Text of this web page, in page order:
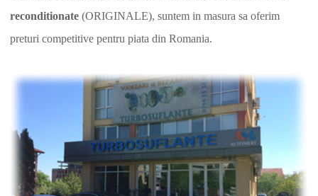
reconditionate (ORIGINALE), suntem in masura sa oferim
preturi competitive pentru piata din Romania.